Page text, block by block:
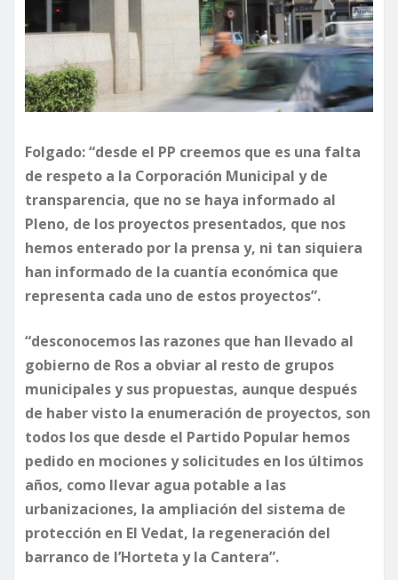
Folgado: “desde el PP creemos que es una falta
de respeto a la Corporación Municipal y de
transparencia, que no se haya informado al
Pleno, de los proyectos presentados, que nos
hemos enterado por la prensa y, ni tan siquiera
han informado de la cuantía económica que
representa cada uno de estos proyectos”.
“desconocemos las razones que han llevado al
gobierno de Ros a obviar al resto de grupos
municipales y sus propuestas, aunque después
de haber visto la enumeración de proyectos, son
todos los que desde el Partido Popular hemos
pedido en mociones y solicitudes en los últimos
años, como llevar agua potable a las
urbanizaciones, la ampliación del sistema de
protección en El Vedat, la regeneración del
barranco de l’Horteta y la Cantera”.